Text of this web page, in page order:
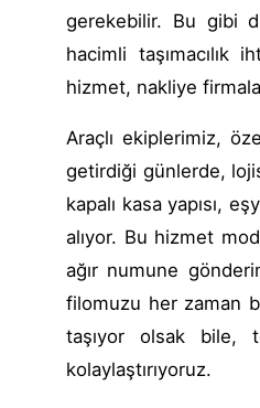
gerekebilir. Bu gibi
hacimli taşımacılık
hizmet, nakliye
Araçlı ekiplerimiz,
getirdiği günlerde,
kapalı kasa yapısı,
alıyor. Bu hizmet
ağır numune
filomuzu her zaman
taşıyor olsak bile,
kolaylaştırıyoruz.